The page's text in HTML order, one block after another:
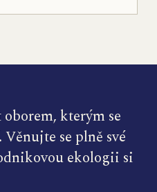
kterým se
se plně své
ekologii si